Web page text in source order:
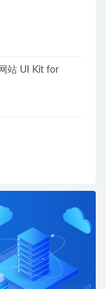
站 UI Kit for